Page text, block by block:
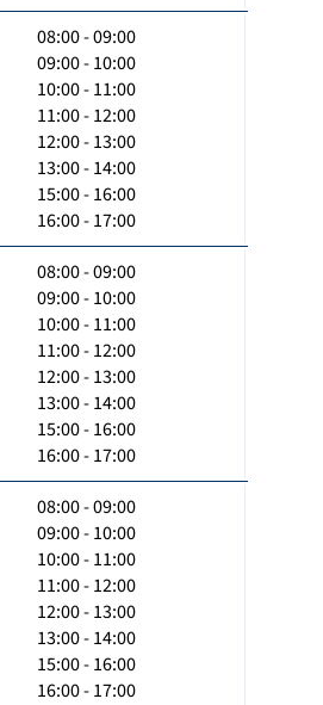
08:00 - 09:00
09:00 - 10:00
10:00 - 11:00
11:00 - 12:00
12:00 - 13:00
13:00 - 14:00
15:00 - 16:00
16:00 - 17:00
08:00 - 09:00
09:00 - 10:00
10:00 - 11:00
11:00 - 12:00
12:00 - 13:00
13:00 - 14:00
15:00 - 16:00
16:00 - 17:00
08:00 - 09:00
09:00 - 10:00
10:00 - 11:00
11:00 - 12:00
12:00 - 13:00
13:00 - 14:00
15:00 - 16:00
16:00 - 17:00